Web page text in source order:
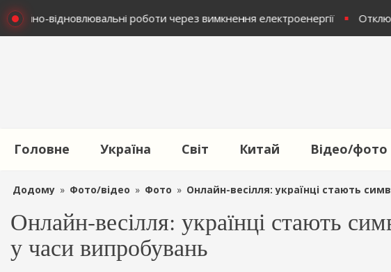
відновлювальні роботи через вимкнення електроенергії
Головне Україна Світ Китай Відео/фото
Додому » Фото/відео » Фото » Онлайн-весілля: українці стають
Онлайн-весілля: українці стають
у часи випробувань